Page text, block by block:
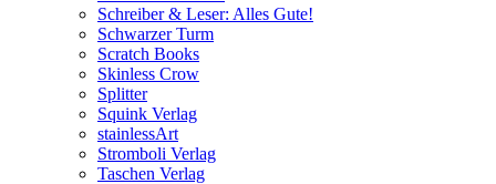
Schreiber & Leser: Alles Gute!
Schwarzer Turm
Scratch Books
Skinless Crow
Splitter
Squink Verlag
stainlessArt
Stromboli Verlag
Taschen Verlag